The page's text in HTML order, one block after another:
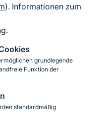
). Informationen zum
.
grundlegende
Funktion der
standardmäßig